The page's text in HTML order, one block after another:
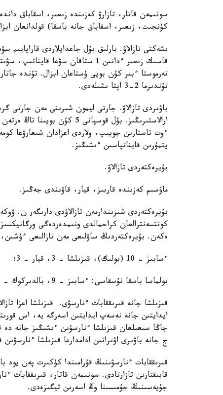
سونىمەن قاتار، تازارۋ كەزىندە زىعىر، اسقاباق
كۇنجىت، زىعىر، اسقاباق جانە باسقا) قولدانعان
قاسىك زىعىر ءدانىن 1 ستاقان سۋعا
تۇندىرما 2-3 اپتا ىشىلەدى.
ءوت تاستارىن جويىپ، ولاردى اعزادان شىعارۋعا
يتمۇرىن قايناتپاسىن ءىشىڭىز.
بۇيرەكتەردى تازالاۋ.
ماۋسىم كەزىندە قاربىز، قيار، قاۋىندى جەڭىز.
بۇيرەكتەردى شىرىندارمەن تازالاۋدى دارىگەر ن.
كونتسەنترالعان كراحمالدى ونىمدەردەگى
ەكەن. بۇيرەكتەردىڭ ساۋلىعى مەن تازالىعى
ءسابىز - 10 (بولىك)، قىزىلشا - 3، قيار - 3؛
بولماسا باسقا نۇسقاسى: ءسابىز - 9، بالدىركوك - 5، اقجەلكەن - 2.
قىزىلشا جانە قىرىققابات ءنارسۋى. قىزىلشا اعزا
ايدايتىن جانە نەسەپ ايدايتىن اسەرگە يە، اس
جاڭا سىعىلعان قىزىلشا ءنارسۋىن ءىشىڭىز جانە دە
ج جانە باۋىرى اۋىراتىن ادامدارعا قىزىلشا ءنارسۋىن
قىرىققابات ءنارسۋىنىڭ قۇرامىندا كۇكىرت پەن
قابىقتارىن تازارتادى. سونىمەن قاتار،
جۇيەسىنىڭ جۇمىسىنا وڭ اسەرىن تيگىزەدى.